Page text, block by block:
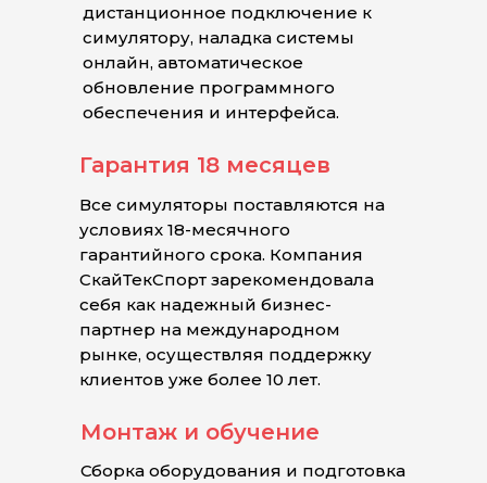
дистанционное подключение к
симулятору, наладка системы
онлайн, автоматическое
обновление программного
обеспечения и интерфейса.
Все симуляторы поставляются на
условиях 18-месячного
гарантийного срока. Компания
СкайТекСпорт зарекомендовала
себя как надежный бизнес-
партнер на международном
рынке, осуществляя поддержку
клиентов уже более 10 лет.
Сборка оборудования и подготовка
Гарантия 18 месяцев
Монтаж и обучение